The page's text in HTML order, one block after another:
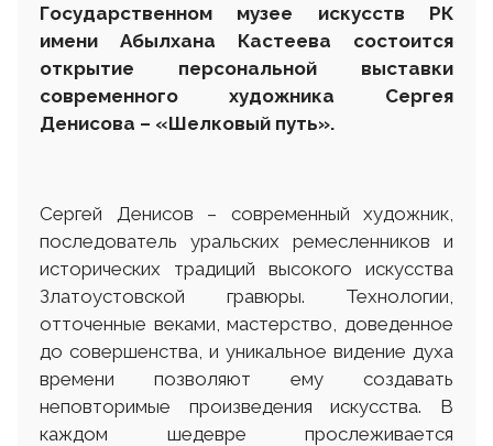
Государственном музее искусств РК
имени Абылхана Кастеева состоится
открытие персональной выставки
современного художника
Сергея
Денисова – «Шелковый путь».
Сергей Денисов – современный художник,
последователь уральских ремесленников и
исторических традиций высокого искусства
Златоустовской гравюры. Технологии,
отточенные веками, мастерство, доведенное
до совершенства, и уникальное видение духа
времени позволяют ему создавать
неповторимые произведения искусства. В
каждом шедевре прослеживается